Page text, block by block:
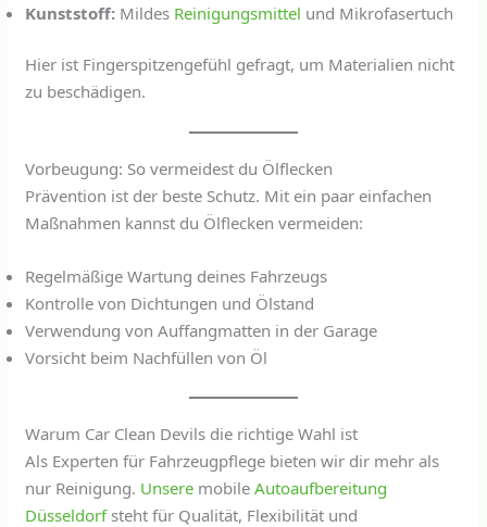
Kunststoff: Mildes Reinigungsmittel und Mikrofasertuch
Hier ist Fingerspitzengefühl gefragt, um Materialien nicht
zu beschädigen.
Vorbeugung: So vermeidest du Ölflecken
Prävention ist der beste Schutz. Mit ein paar einfachen
Maßnahmen kannst du Ölflecken vermeiden:
Regelmäßige Wartung deines Fahrzeugs
Kontrolle von Dichtungen und Ölstand
Verwendung von Auffangmatten in der Garage
Vorsicht beim Nachfüllen von Öl
Warum Car Clean Devils die richtige Wahl ist
Als Experten für Fahrzeugpflege bieten wir dir mehr als
nur Reinigung. Unsere mobileAutoaufbereitung
Düsseldorfsteht für Qualität, Flexibilität und